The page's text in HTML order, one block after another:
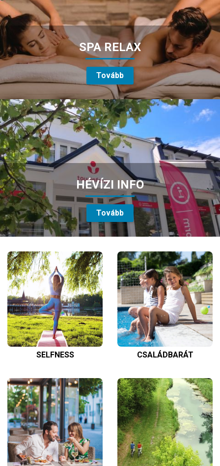
SPA RELAX
Tovább
HÉVÍZI INFO
Tovább
SELFNESS CSALÁDBARÁT